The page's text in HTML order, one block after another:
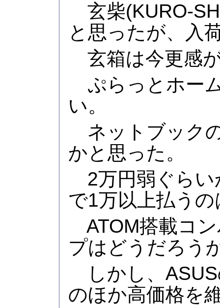
玄柴(KURO-
と思ったが、入
玄箱は今更感
ぷらっとホー
い。
ネットブック
かと思った。
2万円弱ぐらい
で1万以上払う
ATOM搭載コ
プはどうだろう
しかし、
のほか高価格を